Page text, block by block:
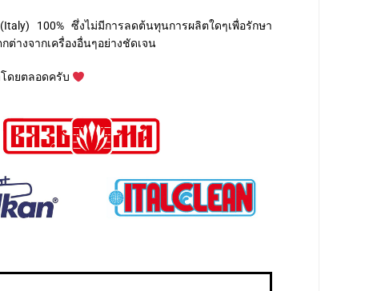
100% ซึ่งไม่มีการลดต้นทุนการผลิตใดๆเพื่อรักษา
างจากเครื่องอื่นๆอย่างชัดเจน
ดยตลอดครับ